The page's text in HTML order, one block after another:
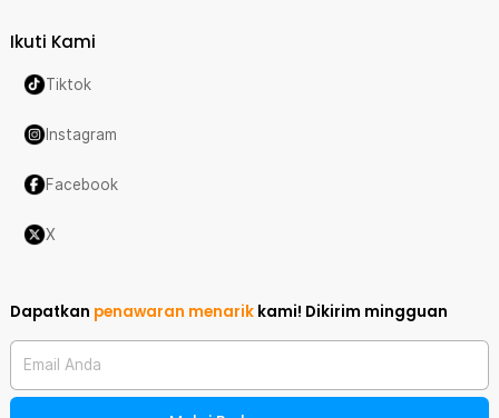
Ikuti Kami
Tiktok
Instagram
Facebook
X
Dapatkan penawaran menarik kami! Dikirim mingguan
Email Anda